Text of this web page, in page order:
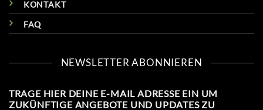
KONTAKT
FAQ
NEWSLETTER ABONNIEREN
TRAGE HIER DEINE E-MAIL ADRESSE EIN UM
ZUKÜNFTIGE ANGEBOTE UND UPDATES ZU